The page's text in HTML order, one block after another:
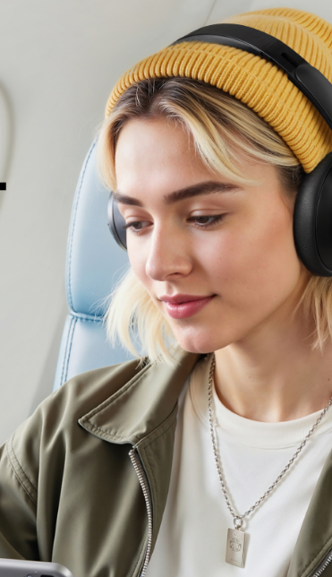
102 reviews
Farbe: Schwarz
69,99€ 13,05€
Rabatt